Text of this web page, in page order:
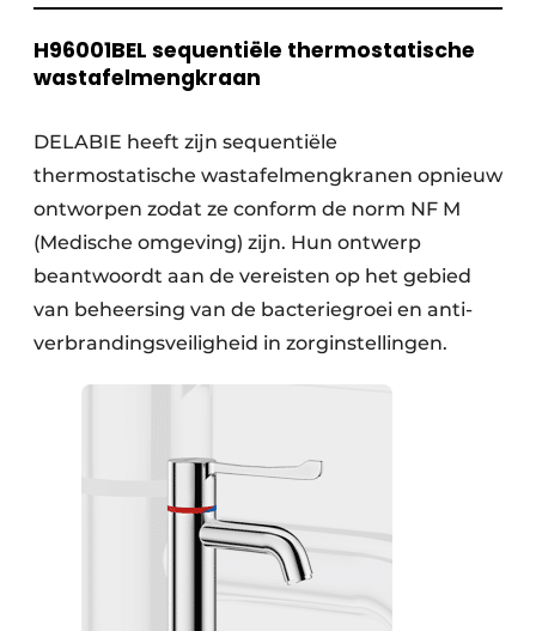
H96001BEL sequentiële thermostatische
wastafelmengkraan
DELABIE heeft zijn sequentiële
thermostatische wastafelmengkranen opnieuw
ontworpen zodat ze conform de norm NF M
(Medische omgeving) zijn. Hun ontwerp
beantwoordt aan de vereisten op het gebied
van beheersing van de bacteriegroei en anti-
verbrandingsveiligheid in zorginstellingen.